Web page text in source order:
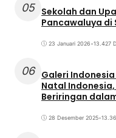
05 Sekolah dan
Pancawaluya di
23 Januari 2026•13.427
06 Galeri
Natal
Beriringan
28 Desember 2025•